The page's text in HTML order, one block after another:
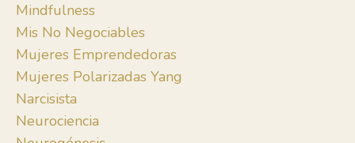
Mindfulness
Mis No Negociables
Mujeres Emprendedoras
Mujeres Polarizadas Yang
Narcisista
Neurociencia